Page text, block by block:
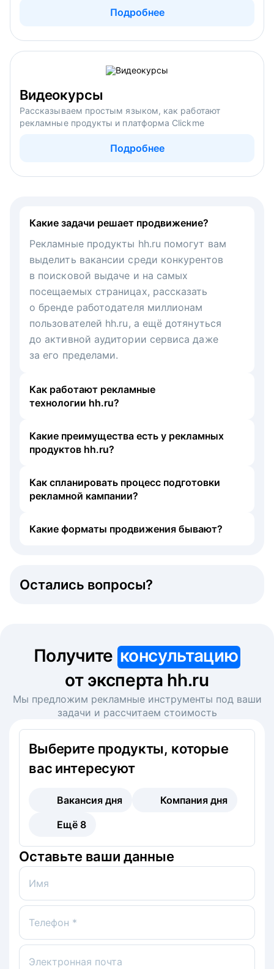
Подробнее
Видеокурсы
Рассказываем простым языком, как работают
рекламные продукты и платформа Clickme
Подробнее
Какие задачи решает продвижение?
Рекламные продукты hh.ru помогут вам
выделить вакансии среди конкурентов
в поисковой выдаче и на самых
посещаемых страницах, рассказать
о бренде работодателя миллионам
пользователей hh.ru, а ещё дотянуться
до активной аудитории сервиса даже
за его пределами.
Как работают рекламные
технологии hh.ru?
Какие преимущества есть у рекламных
продуктов hh.ru?
Как спланировать процесс подготовки
рекламной кампании?
Какие форматы продвижения бывают?
Остались вопросы?
Получите консультацию
от эксперта hh.ru
Мы предложим рекламные инструменты под ваши
задачи и рассчитаем стоимость
Выберите продукты, которые
вас интересуют
Вакансия дня
Компания дня
Ещё 8
Оставьте ваши данные
Имя
Телефон *
Электронная почта